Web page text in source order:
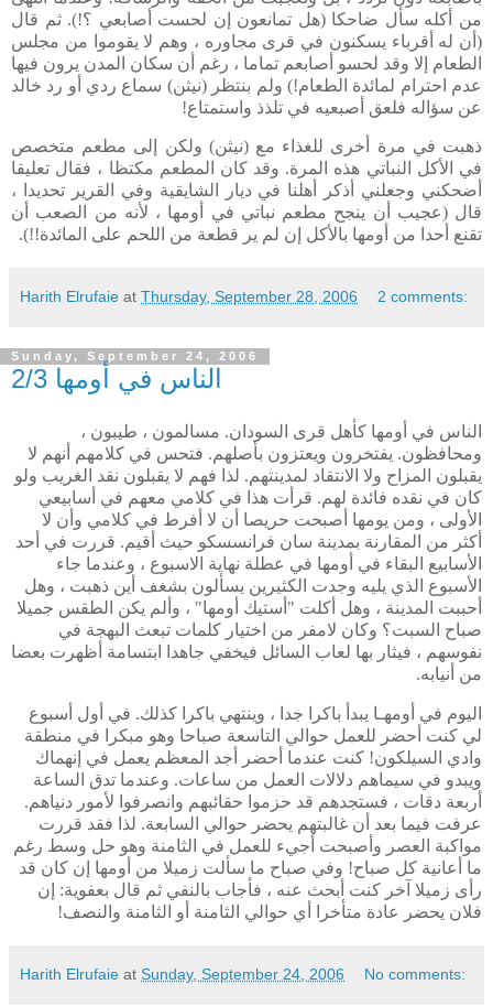
من أكله سأل ضاحكا (هل تمانعون إن لحست أصابعي ؟!). ثم قال
(أن له أقرباء يسكنون في قرى مجاوره ، وهم لا يقوموا من مجلس
الطعام إلا وقد لحسو أصابعم تماما ، رغم أن سكان المدن يرون فيها
عدم احترام لمائدة الطعام!) ولم بنتظر (نيثن) سماع ردي أو رد خالد
عن سؤاله فلعق أصبعيه في تلذذ واستمتاع!
ذهبت في مرة أخرى للغذاء مع (نيثن) ولكن إلى مطعم متخصص
في الأكل النباتي هذه المرة. وقد كان المطعم مكتظا ، فقال تعليقا
أضحكني وجعلني أذكر أهلنا في ديار الشايقية وفي القرير تحديدا ،
قال (عجيب أن ينجح مطعم نباتي في أومها ، لأنه من الصعب أن
تقنع أحدا من أومها بالأكل إن لم ير قطعة من اللحم على المائدة!!).
Harith Elrufaie at Thursday, September 28, 2006 2 comments:
Sunday, September 24, 2006
الناس في أومها 2/3
الناس في أومها كأهل قرى السودان. مسالمون ، طيبون ،
ومحافظون. يفتخرون ويعتزون بأصلهم. فتحس في كلامهم أنهم لا
يقبلون المزاح ولا الانتقاد لمدينتهم. لذا فهم لا يقبلون نقد الغريب ولو
كان في نقده فائدة لهم. قرأت هذا في كلامي معهم في أسابيعي
الأولى ، ومن يومها أصبحت حريصا أن لا أفرط في كلامي وأن لا
أكثر من المقارنة بمدينة سان فرانسسكو حيث أقيم. قررت في أحد
الأسابيع البقاء في أومها في عطلة نهاية الاسبوع ، وعندما جاء
الأسبوع الذي يليه وجدت الكثيرين يسألون بشغف أين ذهبت ، وهل
أحببت المدينة ، وهل أكلت "أستيك أومها" ، وألم يكن الطقس جميلا
صباح السبت؟ وكان لامفر من اختيار كلمات تبعث البهجة في
نفوسهم ، فيثار بها لعاب السائل فيخفي جاهدا ابتسامة أظهرت بعضا
من أنيابه.
اليوم في أومهـا يبدأ باكرا جدا ، وينتهي باكرا كذلك. في أول أسبوع
لي كنت أحضر للعمل حوالي التاسعة صباحا وهو مبكرا في منطقة
وادي السيلكون! كنت عندما أحضر أجد المعظم يعمل في إنهماك
ويبدو في سيماهم دلالات العمل من ساعات. وعندما تدق الساعة
أربعة دقات ، فستجدهم قد حزموا حقائبهم وانصرفوا لأمور دنياهم.
عرفت فيما بعد أن غالبتهم يحضر حوالي السابعة. لذا فقد قررت
مواكبة العصر وأصبحت أجيء للعمل في الثامنة وهو حل وسط رغم
ما أعانية كل صباح! وفي صباح ما سألت زميلا من أومها إن كان قد
رأى زميلا آخر كنت أبحث عنه ، فأجاب بالنفي ثم قال بعفوية: إن
فلان يحضر عادة متأخرا أي حوالي الثامنة أو الثامنة والنصف!
Harith Elrufaie at Sunday, September 24, 2006 No comments: